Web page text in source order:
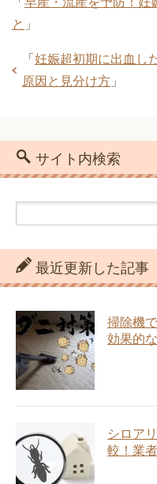
と 」
「 妊娠超初期に出血し
原因と見分け方 」
サイト内検索
最近更新した記事
掃除機
効果的
シロア
較！業